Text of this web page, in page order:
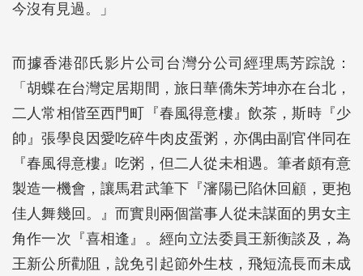
今沒有見過。」
而據香港邵氏影片公司台灣分公司經理馬芳踪說：
「胡蝶在台灣定居期間，旅日華僑朱芳坤亦在台北，
二人常相偕至西門町『春風得意樓』飲茶，斯時『少
帥』張學良因愛吃碎牛肉皮蛋粥，亦偶由副官伴同在
『春風得意樓』吃粥，但二人從未相遇。筆者頗有意
製造一機會，讓馬君武筆下『瀋陽已陷休回顧，更抱
佳人舞幾回。』而實則兩個當事人從未謀面的男女主
角作一次『喜相逢』。經向立法委員王新衡談及，為
王新公所勸阻，說免引起節外生枝，飛短流長而未成